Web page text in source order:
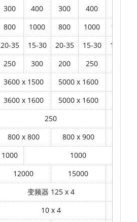
300
400 300 400
800
1000 800 1000
1000
20-35
15-30 20-35 15-30
15-30
250
300 200 250
3600 x 1500
5000 x 1600
3600 x 1600
5000 x 1600
250
800 x 800
800 x 900
1000
1000
12000
15000
变频器 125 x 4
10 x 4